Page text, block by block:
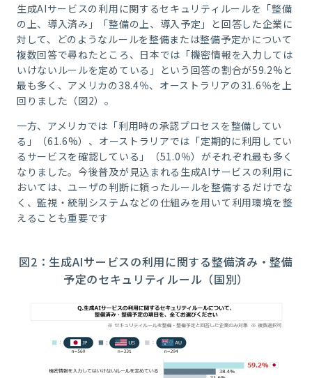
生成AIサービスの利用に関するセキュリティルールを「整備
の上、導入済み」「整備の上、導入予定」と回答した企業に
対して、どのようなルールを整備または整備予定かについて
複数回答で尋ねたところ、日本では「機密情報を入力しては
いけないルールを定めている」という回答の割合が59.2% と
最も多く、アメリカの 38.4％、オーストラリアの 31.6％を上
回りました（図2）。
一方、アメリカでは「利用時の承認プロセスを整備してい
る」（61.6%）、オーストラリアでは「定期的に利用してい
るサービスを確認している」（51.0％）がそれぞれ最も多く
なりました。今後普及が見込まれる生成AIサービスの利用に
おいては、ユーザの判断に頼ったルールを整備するだけでな
く、監視・統制システムなどの仕組みを用いて利用環境を整
えることも重要です
図2 ：生成AIサービスの利用に関する整備済み・整備
予定のセキュリティルール（国別）